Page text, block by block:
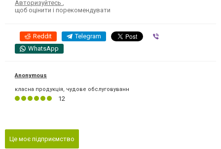
Авторизуйтесь
щоб оцінити і порекомендувати
Reddit Telegram
WhatsApp
Anonymous
класна продукція, чудове обслуговуванн
12
Це моє підприємство